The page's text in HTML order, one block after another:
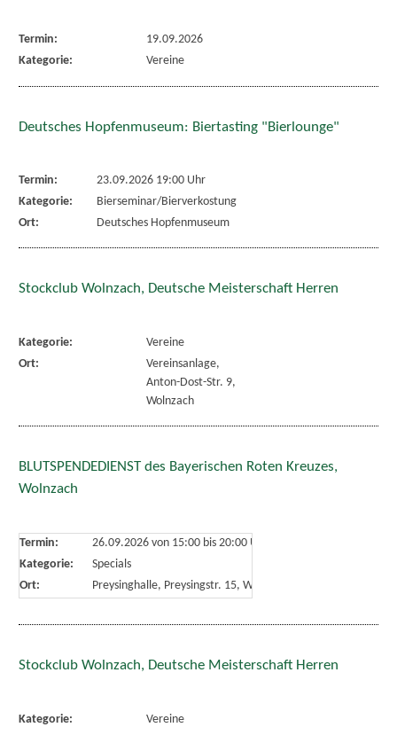
Termin:
19.09.2026
Kategorie:
Vereine
Deutsches Hopfenmuseum: Biertasting "Bierlounge"
Termin:
23.09.2026 19:00 Uhr
Kategorie:
Bierseminar/Bierverkostung
Ort:
Deutsches Hopfenmuseum
Stockclub Wolnzach, Deutsche Meisterschaft Herren
Kategorie:
Vereine
Ort:
Vereinsanlage,
Anton-Dost-Str. 9,
Wolnzach
BLUTSPENDEDIENST des Bayerischen Roten Kreuzes,
Wolnzach
Termin: 26.09.2026 von 15:00bis 20:00 Uhr
Kategorie:
Specials
Ort:
Preysinghalle, Preysingstr. 15, Wolnzach
Stockclub Wolnzach, Deutsche Meisterschaft Herren
Kategorie:
Vereine